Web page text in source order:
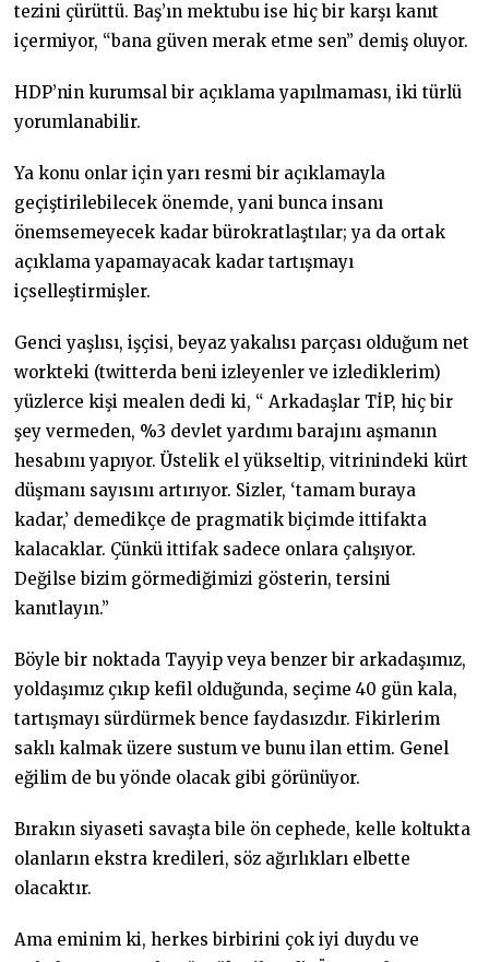
tezini çürüttü. Baş’ın mektubu ise hiç bir karşı kanıt
içermiyor, “bana güven merak etme sen” demiş oluyor.
HDP’nin kurumsal bir açıklama yapılmaması, iki türlü
yorumlanabilir.
Ya konu onlar için yarı resmi bir açıklamayla
geçiştirilebilecek önemde, yani bunca insanı
önemsemeyecek kadar bürokratlaştılar; ya da ortak
açıklama yapamayacak kadar tartışmayı
içselleştirmişler.
Genci yaşlısı, işçisi, beyaz yakalısı parçası olduğum net
workteki (twitterda beni izleyenler ve izlediklerim)
yüzlerce kişi mealen dedi ki, “ Arkadaşlar TİP, hiç bir
şey vermeden, %3 devlet yardımı barajını aşmanın
hesabını yapıyor. Üstelik el yükseltip, vitrinindeki kürt
düşmanı sayısını artırıyor. Sizler, ‘tamam buraya
kadar,’ demedikçe de pragmatik biçimde ittifakta
kalacaklar. Çünkü ittifak sadece onlara çalışıyor.
Değilse bizim görmediğimizi gösterin, tersini
kanıtlayın.”
Böyle bir noktada Tayyip veya benzer bir arkadaşımız,
yoldaşımız çıkıp kefil olduğunda, seçime 40 gün kala,
tartışmayı sürdürmek bence faydasızdır. Fikirlerim
saklı kalmak üzere sustum ve bunu ilan ettim. Genel
eğilim de bu yönde olacak gibi görünüyor.
Bırakın siyaseti savaşta bile ön cephede, kelle koltukta
olanların ekstra kredileri, söz ağırlıkları elbette
olacaktır.
Ama eminim ki, herkes birbirini çok iyi duydu ve